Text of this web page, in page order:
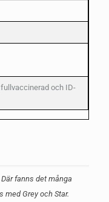
och ID-
fanns det många
med Grey och Star.